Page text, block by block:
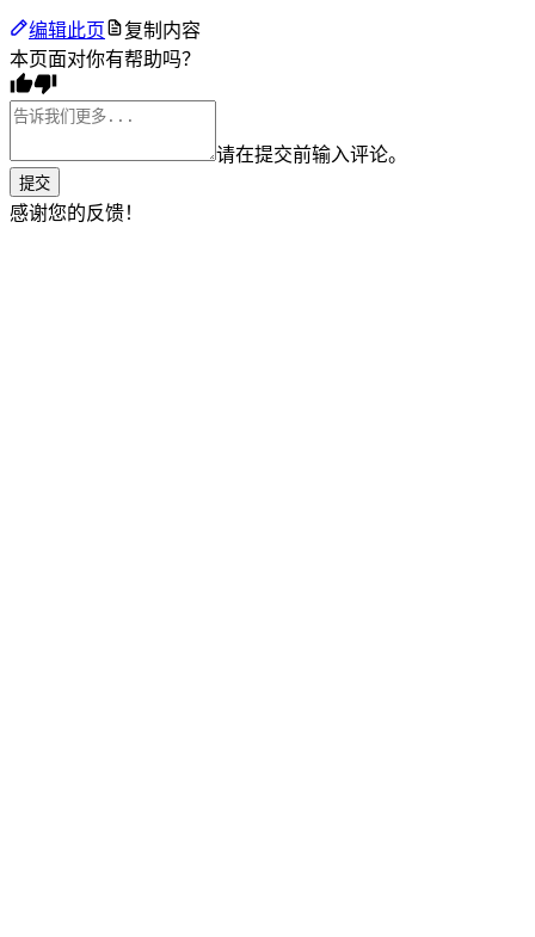
编辑此页
复制内容
本页面对你有帮助吗？
请在提交前输入评论。
提交
感谢您的反馈！